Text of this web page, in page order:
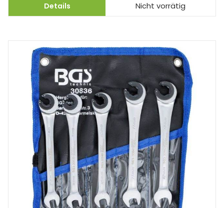
Details Nicht vorrätig